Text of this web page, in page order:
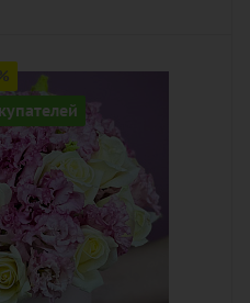
оазис,